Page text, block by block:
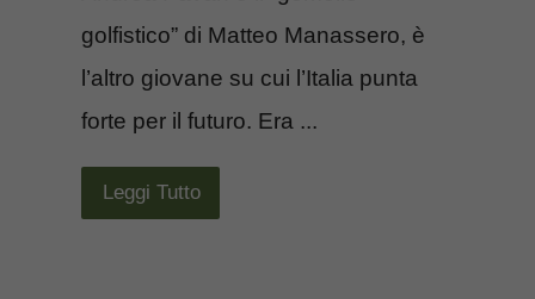
golfistico” di Matteo Manassero, è
l’altro giovane su cui l’Italia punta
forte per il futuro. Era ...
Leggi Tutto